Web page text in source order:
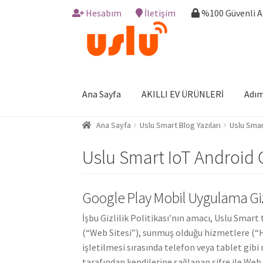
Hesabım İletişim
%100
navigation
content
Ana Sayfa AKILLI EV ÜRÜNLERİ
Ana Sayfa Uslu Smart Blog Yazıları Uslu
Uslu Smart IoT Android
Google Play Mobil Uygulama
İşbu Gizlilik Politikası’nın amacı, Uslu
(“Web Sitesi”), sunmuş olduğu hizmetlere
işletilmesi sırasında telefon veya tablet